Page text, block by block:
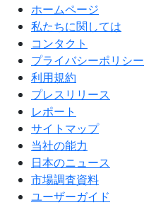
ホームページ
私たちに関しては
コンタクト
プライバシーポリシー
利用規約
プレスリリース
レポート
サイトマップ
当社の能力
日本のニュース
市場調査資料
ユーザーガイド